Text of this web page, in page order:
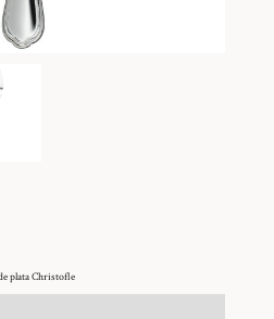
plata Christofle